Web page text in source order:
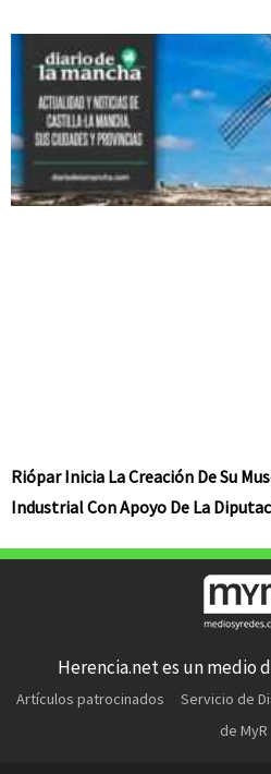
Riópar Inicia La Creación De Su
Industrial Con Apoyo De La
Herencia.net es un medio
Artículos patrocinados Servicio de
de MyR